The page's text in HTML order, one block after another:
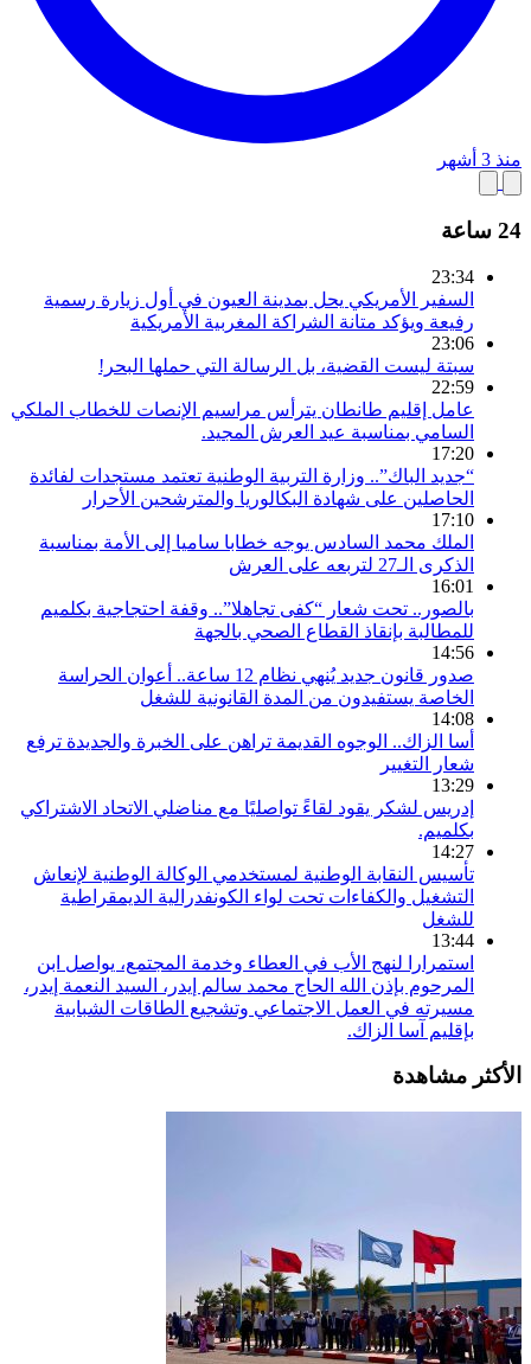
منذ 3 أشهر
24 ساعة
23:34
السفير الأمريكي يحل بمدينة العيون في أول زيارة رسمية
رفيعة ويؤكد متانة الشراكة المغربية الأمريكية
23:06
سبتة ليست القضية، بل الرسالة التي حملها البحر!
22:59
عامل إقليم طانطان يترأس مراسيم الإنصات للخطاب الملكي
السامي بمناسبة عيد العرش المجيد.
17:20
“جديد الباك”.. وزارة التربية الوطنية تعتمد مستجدات لفائدة
الحاصلين على شهادة البكالوريا والمترشحين الأحرار
17:10
الملك محمد السادس يوجه خطابا ساميا إلى الأمة بمناسبة
الذكرى الـ27 لتربعه على العرش
16:01
بالصور.. تحت شعار “كفى تجاهلا”.. وقفة احتجاجية بكلميم
للمطالبة بإنقاذ القطاع الصحي بالجهة
14:56
صدور قانون جديد يُنهي نظام 12 ساعة.. أعوان الحراسة
الخاصة يستفيدون من المدة القانونية للشغل
14:08
أسا الزاك.. الوجوه القديمة تراهن على الخبرة والجديدة ترفع
شعار التغيير
13:29
إدريس لشكر يقود لقاءً تواصليًا مع مناضلي الاتحاد الاشتراكي
بكلميم.
14:27
تأسيس النقابة الوطنية لمستخدمي الوكالة الوطنية لإنعاش
التشغيل والكفاءات تحت لواء الكونفدرالية الديمقراطية
للشغل
13:44
استمرارا لنهج الأب في العطاء وخدمة المجتمع، يواصل ابن
المرحوم بإذن الله الحاج محمد سالم إيدر، السيد النعمة إيدر،
مسيرته في العمل الاجتماعي وتشجيع الطاقات الشبابية
بإقليم آسا الزاك.
الأكثر مشاهدة